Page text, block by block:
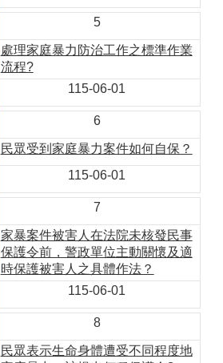
5
處理家庭暴力防治工作之標準作業
流程?
115-06-01
6
民眾受到家庭暴力案件如何自保？
115-06-01
7
家暴案件被害人在法院未核發民事
保護令前，警政單位主動關懷及適
時保護被害人之具體作法？
115-06-01
8
民眾表示生命身體遭受不同程度地